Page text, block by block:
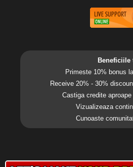
Beneficiile
Primeste 10% bonus
Receive 20% - 30%
Castiga credite
Vizualizeaza
Cunoaste